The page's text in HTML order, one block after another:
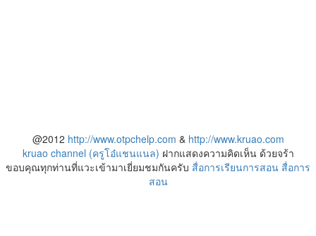
@2012 http://www.otpchelp.com & http://www.kruao.com
kruao channel (ครูโอ๋แชนแนล) ฝากแสดงความคิดเห็น ด้วยจร้า
ขอบคุณทุกท่านที่แวะเข้ามาเยี่ยมชมกันครับ สื่อการเรียนการสอน สื่อการ
สอน